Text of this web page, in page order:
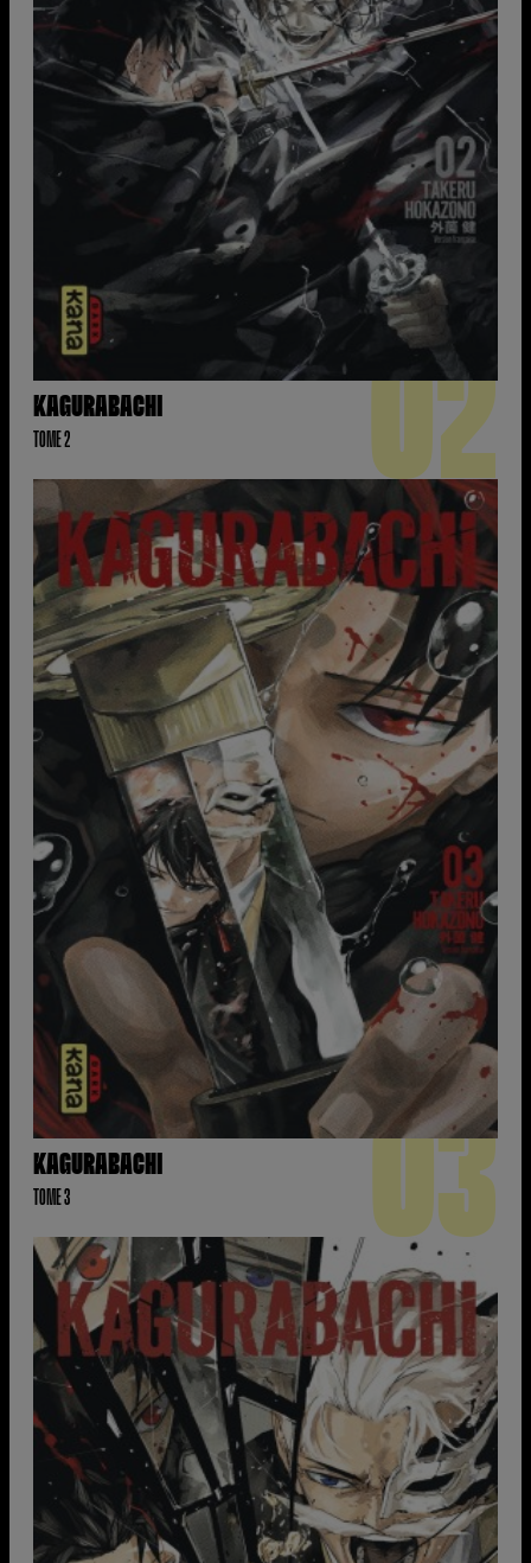
KAGURABACHI
TOME 2 02
KAGURABACHI
TOME 3 03